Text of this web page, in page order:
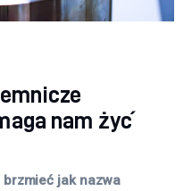
nam żyć
brzmieć jak nazwa